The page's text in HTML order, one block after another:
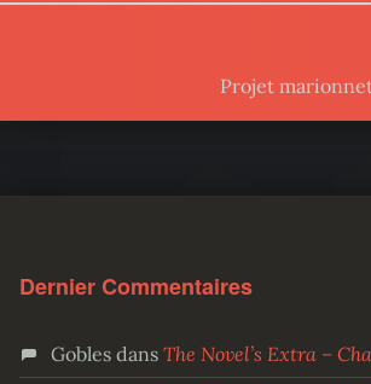
Projet
Dernier Commentaires
Goblesdans The Novel’s Extra –